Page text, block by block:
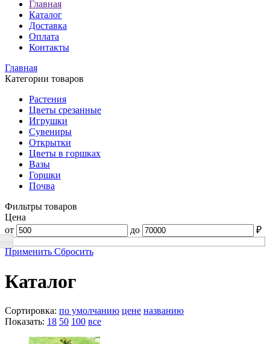
Главная
Каталог
Доставка
Оплата
Контакты
Главная
Категории товаров
Растения
Цветы срезанные
Игрушки
Сувениры
Открытки
Цветы в горшках
Вазы
Горшки
Почва
Фильтры товаров
Цена
от
до ₽
Применить Сбросить
Каталог
Сортировка: по умолчанию цене названию
Показать: 18 50 100 все